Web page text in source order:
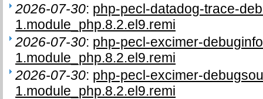
2026-07-30: php-pecl-datadog-trace-
1.module_php.8.2.el9.remi
2026-07-30: php-pecl-excimer-
1.module_php.8.2.el9.remi
2026-07-30: php-pecl-excimer-
1.module_php.8.2.el9.remi